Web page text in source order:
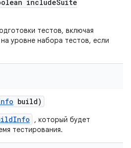
includeSuite
тестов, включая
уровне набора тестов, если
build)
, который будет
тестирования.